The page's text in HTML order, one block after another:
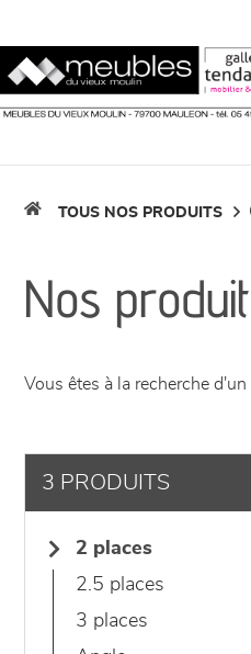
TOUS NOS PRODUITS
Nos
Vous êtes à la recherche
3 PRODUITS
2 places
2.5 places
3 places